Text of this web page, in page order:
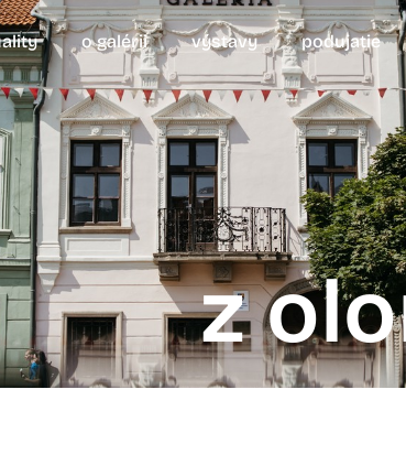
o galérii výstavy podujatie
z